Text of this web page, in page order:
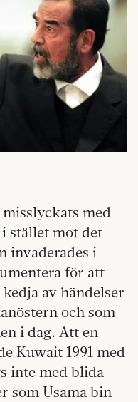
misslyckats med
stället mot det
invaderades i
för att
av händelser
och som
i dag. Att en
Kuwait 1991 med
inte med blida
som Usama bin